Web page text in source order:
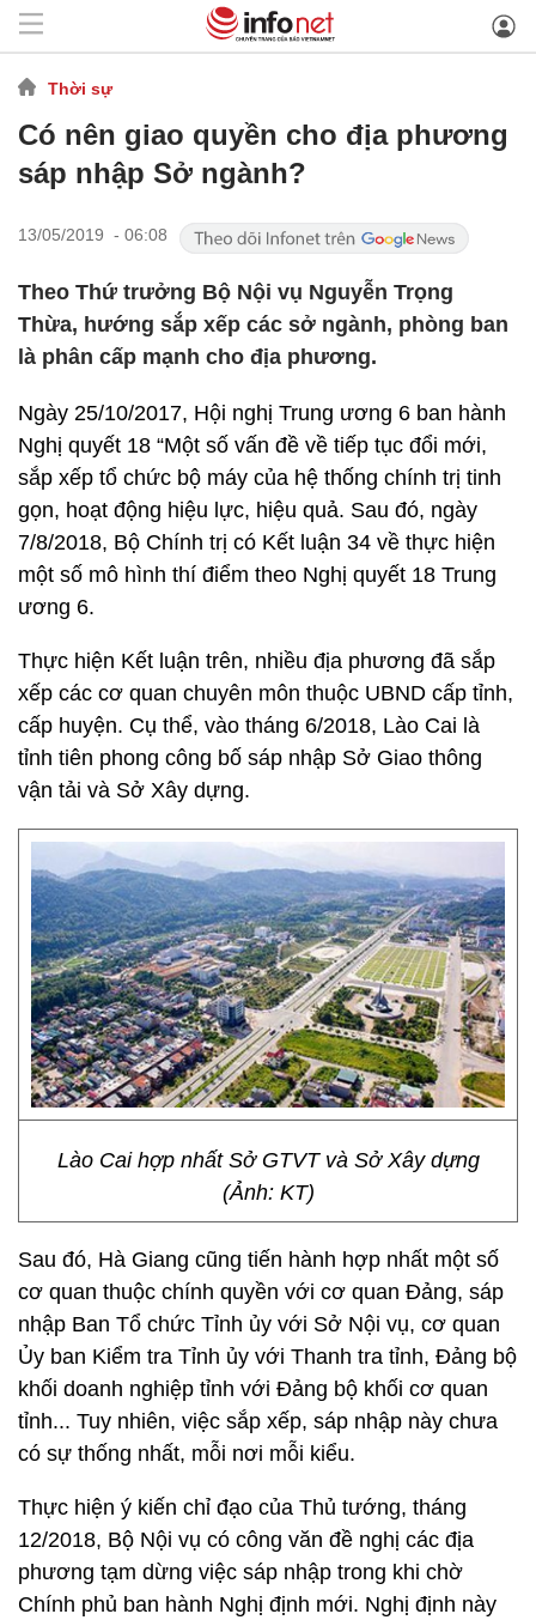
Thời sự
Có nên giao quyền cho địa phương
sáp nhập Sở ngành?
13/05/2019 - 06:08
Theo Thứ trưởng Bộ Nội vụ Nguyễn Trọng
Thừa, hướng sắp xếp các sở ngành, phòng ban
là phân cấp mạnh cho địa phương.
Ngày 25/10/2017, Hội nghị Trung ương 6 ban hành
Nghị quyết 18 “Một số vấn đề về tiếp tục đổi mới,
sắp xếp tổ chức bộ máy của hệ thống chính trị tinh
gọn, hoạt động hiệu lực, hiệu quả. Sau đó, ngày
7/8/2018, Bộ Chính trị có Kết luận 34 về thực hiện
một số mô hình thí điểm theo Nghị quyết 18 Trung
ương 6.
Thực hiện Kết luận trên, nhiều địa phương đã sắp
xếp các cơ quan chuyên môn thuộc UBND cấp tỉnh,
cấp huyện. Cụ thể, vào tháng 6/2018, Lào Cai là
tỉnh tiên phong công bố sáp nhập Sở Giao thông
vận tải và Sở Xây dựng.
Lào Cai hợp nhất Sở GTVT và Sở Xây dựng
(Ảnh: KT)
Sau đó, Hà Giang cũng tiến hành hợp nhất một số
cơ quan thuộc chính quyền với cơ quan Đảng, sáp
nhập Ban Tổ chức Tỉnh ủy với Sở Nội vụ, cơ quan
Ủy ban Kiểm tra Tỉnh ủy với Thanh tra tỉnh, Đảng bộ
khối doanh nghiệp tỉnh với Đảng bộ khối cơ quan
tỉnh... Tuy nhiên, việc sắp xếp, sáp nhập này chưa
có sự thống nhất, mỗi nơi mỗi kiểu.
Thực hiện ý kiến chỉ đạo của Thủ tướng, tháng
12/2018, Bộ Nội vụ có công văn đề nghị các địa
phương tạm dừng việc sáp nhập trong khi chờ
Chính phủ ban hành Nghị định mới. Nghị định này